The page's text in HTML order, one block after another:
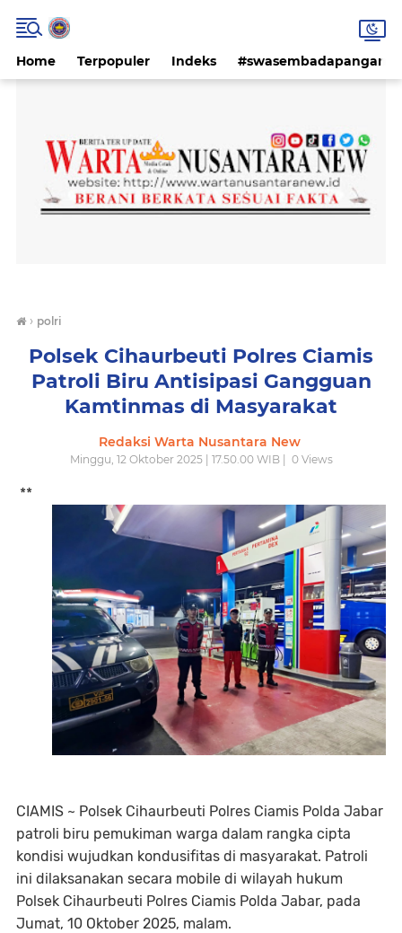
Home Terpopuler Indeks #swasembadapangan
› polri
Polsek Cihaurbeuti Polres Ciamis
Patroli Biru Antisipasi Gangguan
Kamtinmas di Masyarakat
Redaksi Warta Nusantara New
Minggu, 12 Oktober 2025 | 17.50.00 WIB | 0Views
**
CIAMIS ~ Polsek Cihaurbeuti Polres Ciamis Polda Jabar
patroli biru pemukiman warga dalam rangka cipta
kondisi wujudkan kondusifitas di masyarakat. Patroli
ini dilaksanakan secara mobile di wilayah hukum
Polsek Cihaurbeuti Polres Ciamis Polda Jabar, pada
Jumat, 10 Oktober 2025, malam.